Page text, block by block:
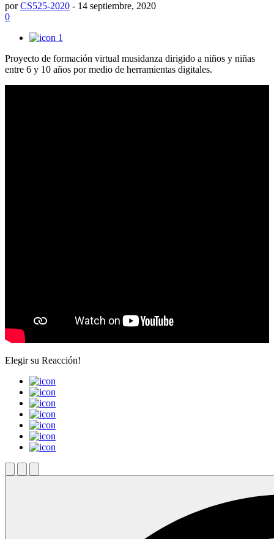
porCS525-2020 - 14 septiembre, 2020
0
1
Proyecto de formación virtual musidanza dirigido a niños y niñas
entre 6 y 10 años por medio de herramientas digitales.
Elegir su Reacción!